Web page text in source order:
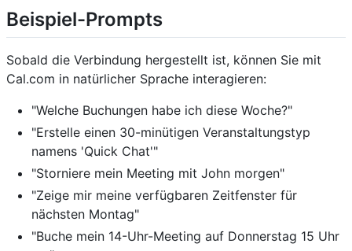
Beispiel-Prompts
Sobald die Verbindung hergestellt ist, können Sie mit
Cal.com in natürlicher Sprache interagieren:
"Welche Buchungen habe ich diese Woche?"
"Erstelle einen 30-minütigen Veranstaltungstyp
namens 'Quick Chat'"
"Storniere mein Meeting mit John morgen"
"Zeige mir meine verfügbaren Zeitfenster für
nächsten Montag"
"Buche mein 14-Uhr-Meeting auf Donnerstag 15 Uhr